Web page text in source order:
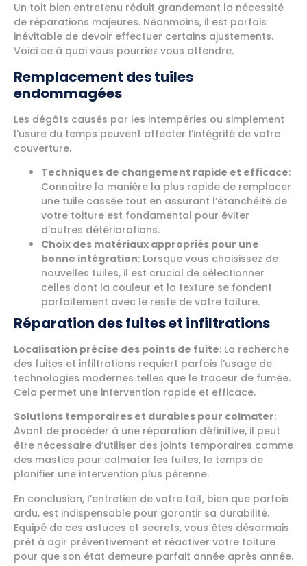
Un toit bien entretenu réduit grandement la nécessité
de réparations majeures. Néanmoins, il est parfois
inévitable de devoir effectuer certains ajustements.
Voici ce à quoi vous pourriez vous attendre.
Remplacement des tuiles
endommagées
Les dégâts causés par les intempéries ou simplement
l’usure du temps peuvent affecter l’intégrité de votre
couverture.
Techniques de changement rapide et efficace:
Connaître la manière la plus rapide de remplacer
une tuile cassée tout en assurant l’étanchéité de
votre toiture est fondamental pour éviter
d’autres détériorations.
Choix des matériaux appropriés pour une
bonne intégration: Lorsque vous choisissez de
nouvelles tuiles, il est crucial de sélectionner
celles dont la couleur et la texture se fondent
parfaitement avec le reste de votre toiture.
Réparation des fuites et infiltrations
Localisation précise des points de fuite: La recherche
des fuites et infiltrations requiert parfois l’usage de
technologies modernes telles que le traceur de fumée.
Cela permet une intervention rapide et efficace.
Solutions temporaires et durables pour colmater:
Avant de procéder à une réparation définitive, il peut
être nécessaire d’utiliser des joints temporaires comme
des mastics pour colmater les fuites, le temps de
planifier une intervention plus pérenne.
En conclusion, l’entretien de votre toit, bien que parfois
ardu, est indispensable pour garantir sa durabilité.
Equipé de ces astuces et secrets, vous êtes désormais
prêt à agir préventivement et réactiver votre toiture
pour que son état demeure parfait année après année.